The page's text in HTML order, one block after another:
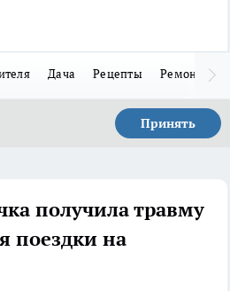
Дача Рецепты Ремонт
Принять
получила травму
поездки на